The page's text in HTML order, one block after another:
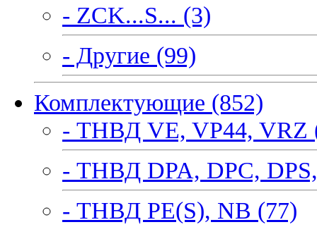
- ZCK...S... (3)
- Другие (99)
Комплектующие (852)
- ТНВД VE, VP44, VRZ
- ТНВД DPA, DPC,
- ТНВД PE(S), NB (77)